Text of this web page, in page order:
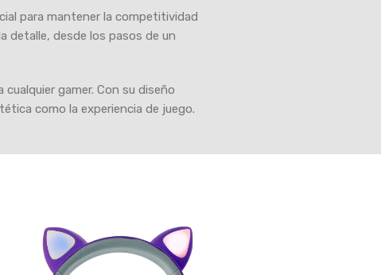
para mantener la competitividad
detalle, desde los pasos de un
gamer. Con su diseño
como la experiencia de juego.